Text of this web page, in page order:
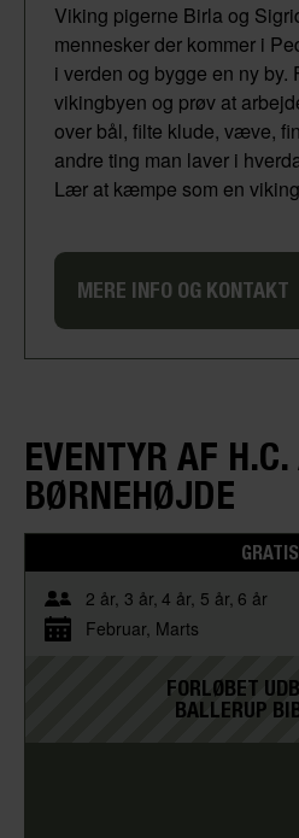
Viking pigerne Birla og
mennesker der kommer i
i verden og bygge en ny by.
vikingbyen og prøv at
over bål, filte klude, væve,
andre ting man laver i
Lær at kæmpe som en
MERE INFO OG KONTAKT
EVENTYR AF
BØRNEHØJDE
GRATIS
2 år 3 år 4 år 5 år 6 år
Februar Marts
FORLØBET
BALLERUP